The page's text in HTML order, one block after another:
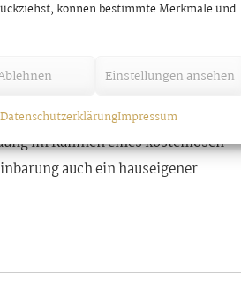
können bestimmte Merkmale und
Einstellungen ansehen
DatenschutzerklärungImpressum
Musizieren, Gedächtnistraining
sanfte Bewegungsübungen,
und Gesellschaftsspiele.
im Rahmen eines kostenlosen
auch ein hauseigener